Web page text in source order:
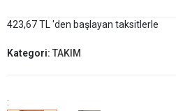
423,67 TL 'den başlayan taksitlerle
Kategori: TAKIM
: